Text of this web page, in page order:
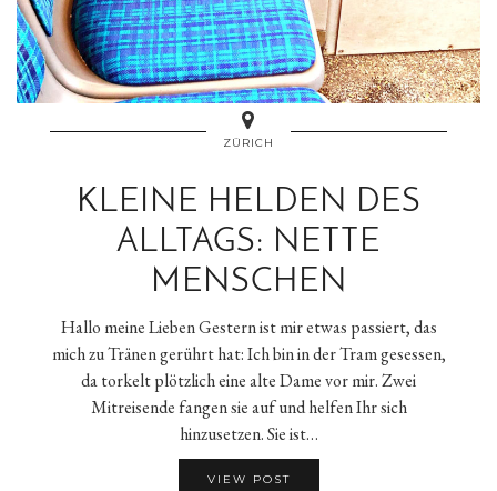
ZÜRICH
KLEINE HELDEN DES
ALLTAGS: NETTE
MENSCHEN
Hallo meine Lieben Gestern ist mir etwas passiert, das
mich zu Tränen gerührt hat: Ich bin in der Tram gesessen,
da torkelt plötzlich eine alte Dame vor mir. Zwei
Mitreisende fangen sie auf und helfen Ihr sich
hinzusetzen. Sie ist…
VIEW POST